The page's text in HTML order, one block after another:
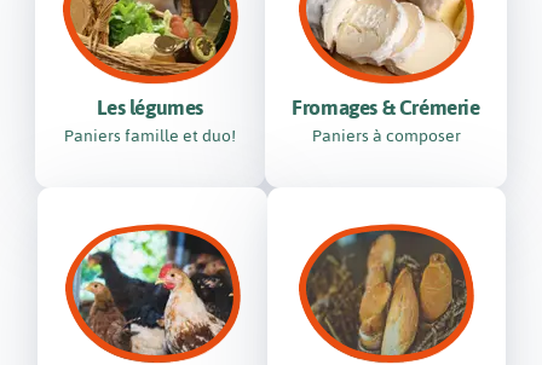
Les légumes
Paniers famille et duo!
Fromages & Crémerie
Paniers à composer